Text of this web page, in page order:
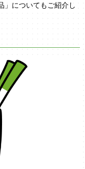
」についてもご紹介し